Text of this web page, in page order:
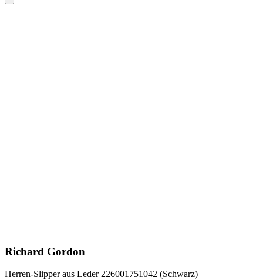
Richard Gordon
Herren-Slipper aus Leder 226001751042 (Schwarz)